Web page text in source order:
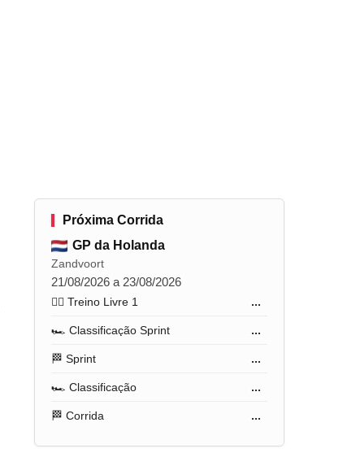
Próxima Corrida
GP da Holanda
Zandvoort
21/08/2026 a 23/08/2026
🏋️‍♂️ Treino Livre 1 ...
🏎️ Classificação Sprint ...
🏁 Sprint ...
🏎️ Classificação ...
🏁 Corrida ...